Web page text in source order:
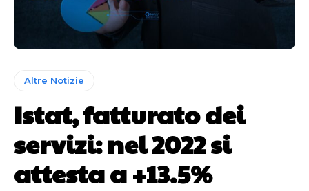
Altre Notizie
Istat, fatturato dei
servizi: nel 2022 si
attesta a +13.5%